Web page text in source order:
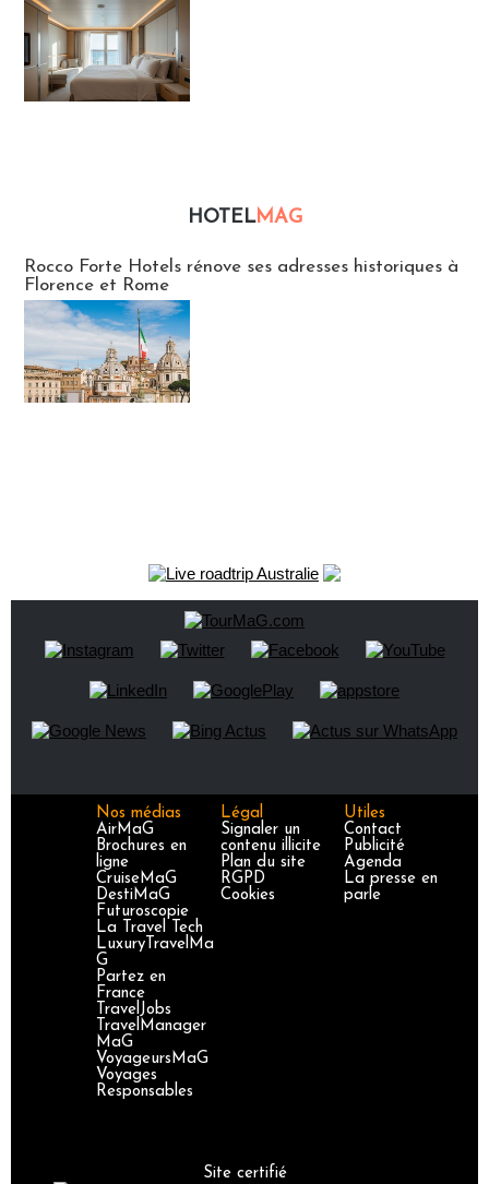
HOTELMAG
Rocco Forte Hotels rénove ses adresses historiques à
Florence et Rome
Nos médias
AirMaG
Brochures en
ligne
CruiseMaG
DestiMaG
Futuroscopie
La Travel Tech
LuxuryTravelMa
G
Partez en
France
TravelJobs
TravelManager
MaG
VoyageursMaG
Voyages
Responsables
Légal
Signaler un
contenu illicite
Plan du site
RGPD
Cookies
Utiles
Contact
Publicité
Agenda
La presse en
parle
Site certifié